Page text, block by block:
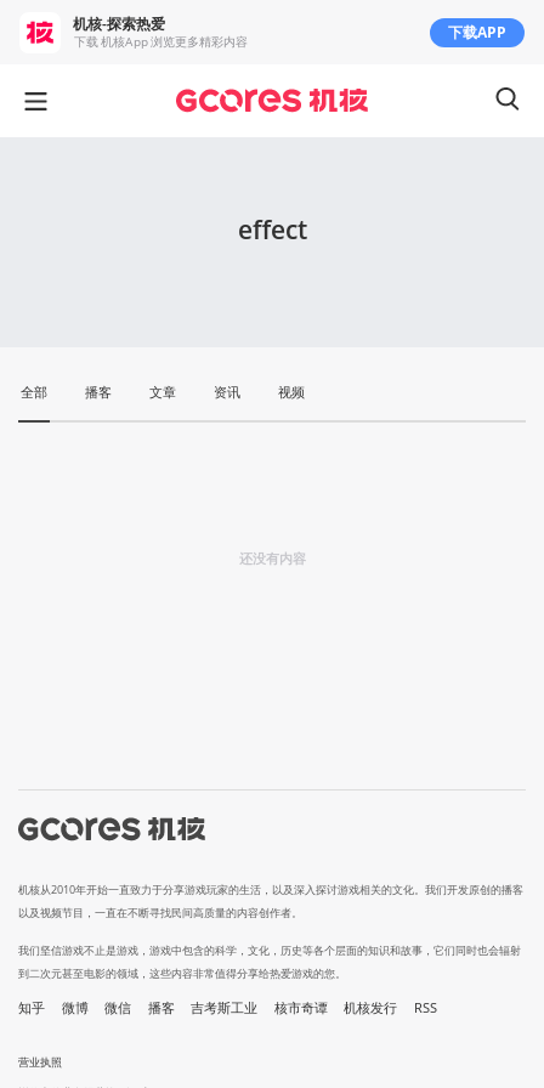
effect
全部 播客 文章 资讯 视频
还没有内容
机核从2010年开始一直致力于分享游戏玩家的生活，以及深入探讨游戏相关的文化。我们开发原创的播客
以及视频节目，一直在不断寻找民间高质量的内容创作者。
我们坚信游戏不止是游戏，游戏中包含的科学，文化，历史等各个层面的知识和故事，它们同时也会辐射
到二次元甚至电影的领域，这些内容非常值得分享给热爱游戏的您。
知乎 微博 微信 播客 吉考斯工业 核市奇谭 机核发行 RSS
营业执照
机核-探索热爱
下载 机核App 浏览更多精彩内容 下载APP